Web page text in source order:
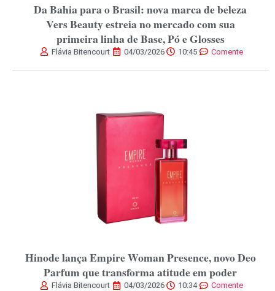
Da Bahia para o Brasil: nova marca de beleza
Vers Beauty estreia no mercado com sua
primeira linha de Base, Pó e Glosses
Flávia Bitencourt 04/03/2026 10:45 Comente
Hinode lança Empire Woman Presence, novo Deo
Parfum que transforma atitude em poder
Flávia Bitencourt 04/03/2026 10:34 Comente